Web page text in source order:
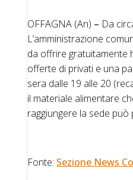
OFFAGNA (An) – Da
L’amministrazione
da offrire gratuitamente
offerte di privati e una
sera dalle 19 alle 20
il materiale alimentare
raggiungere la sede
Fonte: Sezione News